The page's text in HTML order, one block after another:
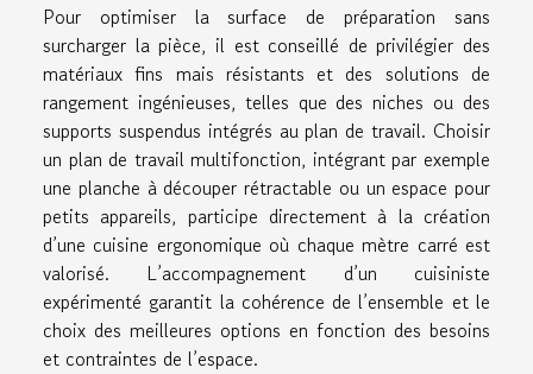
Pour optimiser la surface de préparation sans
surcharger la pièce, il est conseillé de privilégier des
matériaux fins mais résistants et des solutions de
rangement ingénieuses, telles que des niches ou des
supports suspendus intégrés au plan de travail. Choisir
un plan de travail multifonction, intégrant par exemple
une planche à découper rétractable ou un espace pour
petits appareils, participe directement à la création
d’une cuisine ergonomique où chaque mètre carré est
valorisé. L’accompagnement d’un cuisiniste
expérimenté garantit la cohérence de l’ensemble et le
choix des meilleures options en fonction des besoins
et contraintes de l’espace.